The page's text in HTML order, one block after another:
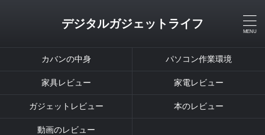
デジタルガジェットライフ
カバンの中身 パソコン作業環境
家具レビュー 家電レビュー
ガジェットレビュー 本のレビュー
動画のレビュー